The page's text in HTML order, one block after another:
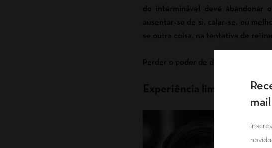
do interminável deve abandonar
ausentar-se de si, calar-se, ou
se outra coisa, na tentativa de
Perder o poder de dizer
mail